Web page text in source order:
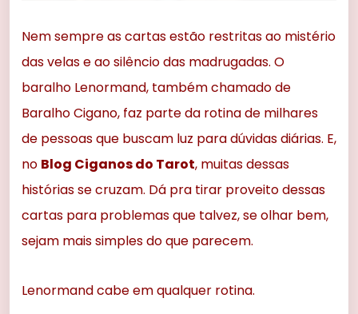
Nem sempre as cartas estão restritas ao mistério
das velas e ao silêncio das madrugadas. O
baralho Lenormand, também chamado de
Baralho Cigano, faz parte da rotina de milhares
de pessoas que buscam luz para dúvidas diárias. E,
no Blog Ciganos do Tarot, muitas dessas
histórias se cruzam. Dá pra tirar proveito dessas
cartas para problemas que talvez, se olhar bem,
sejam mais simples do que parecem.
Lenormand cabe em qualquer rotina.